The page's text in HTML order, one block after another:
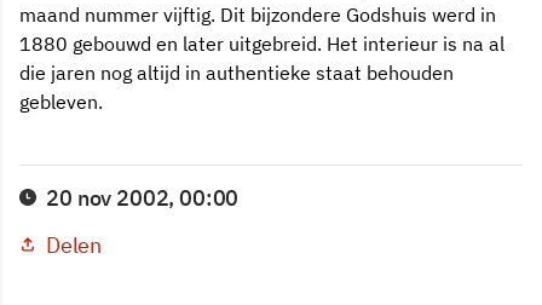
maand nummer vijftig. Dit bijzondere Godshuis werd in
1880 gebouwd en later uitgebreid. Het interieur is na al
die jaren nog altijd in authentieke staat behouden
gebleven.
20 nov 2002, 00:00
Delen